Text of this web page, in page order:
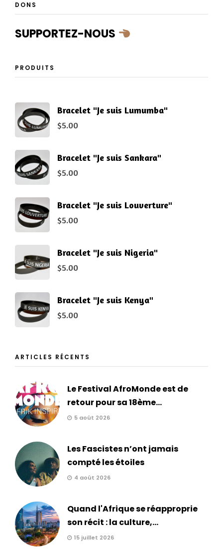
DONS
SUPPORTEZ-NOUS
PRODUITS
Bracelet "Je suis Lumumba"
$5.00
Bracelet "Je suis Sankara"
$5.00
Bracelet "Je suis Louverture"
$5.00
Bracelet "Je suis Nigeria"
$5.00
Bracelet "Je suis Kenya"
$5.00
ARTICLES RÉCENTS
Le Festival AfroMonde est de
retour pour sa 18ème...
5 août 2026
Les Fascistes n’ont jamais
compté les étoiles
4 août 2026
Quand l'Afrique se réapproprie
son récit : la culture,...
15 juillet 2026